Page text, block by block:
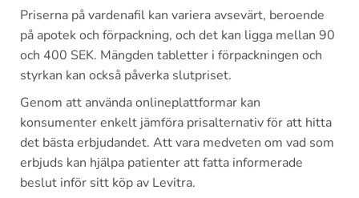
Priserna på vardenafil kan variera avsevärt, beroende
på apotek och förpackning, och det kan ligga mellan 90
och 400 SEK. Mängden tabletter i förpackningen och
styrkan kan också påverka slutpriset.
Genom att använda onlineplattformar kan
konsumenter enkelt jämföra prisalternativ för att hitta
det bästa erbjudandet. Att vara medveten om vad som
erbjuds kan hjälpa patienter att fatta informerade
beslut inför sitt köp av Levitra.